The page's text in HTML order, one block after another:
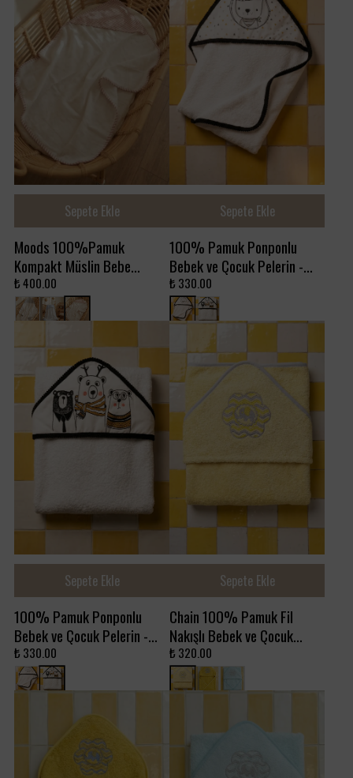
Sepete Ekle
Moods 100%Pamuk
Kompakt Müslin Bebe
Pelerin - Ketchup
₺ 400.00
Sepete Ekle
100% Pamuk Ponponlu
Bebek ve Çocuk Pelerin -
Ayıcık
₺ 330.00
Sepete Ekle
100% Pamuk Ponponlu
Bebek ve Çocuk Pelerin -
Şaşkın Hayvanlar
₺ 330.00
Sepete Ekle
Chain 100% Pamuk Fil
Nakışlı Bebek ve Çocuk
Pelerin - Sarı
₺ 320.00